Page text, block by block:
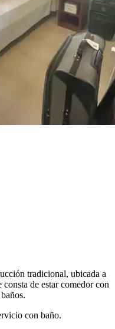
tradicional, ubicada a
de estar comedor con
con baño.